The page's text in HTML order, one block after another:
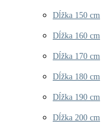
Dĺžka 150 cm
Dĺžka 160 cm
Dĺžka 170 cm
Dĺžka 180 cm
Dĺžka 190 cm
Dĺžka 200 cm